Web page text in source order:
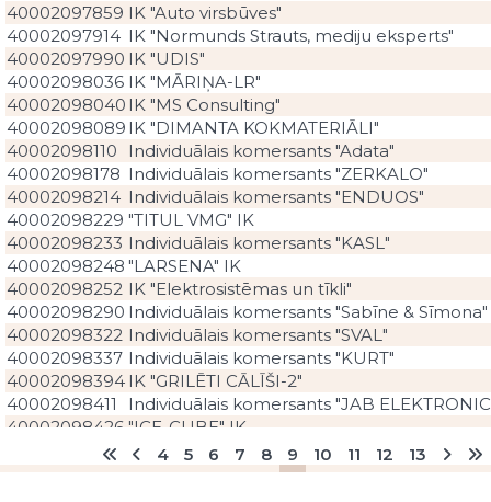
40002097859 IK "Auto virsbūves"
40002097914 IK "Normunds Strauts, mediju eksperts"
40002097990 IK "UDIS"
40002098036 IK "MĀRIŅA-LR"
40002098040 IK "MS Consulting"
40002098089 IK "DIMANTA KOKMATERIĀLI"
40002098110
Individuālais komersants "Adata"
40002098178 Individuālais komersants "ZERKALO"
40002098214 Individuālais komersants "ENDUOS"
40002098229 "TITUL VMG" IK
40002098233 Individuālais komersants "KASL"
40002098248 "LARSENA" IK
40002098252 IK "Elektrosistēmas un tīkli"
40002098290 Individuālais komersants "Sabīne & Sīmona"
40002098322 Individuālais komersants "SVAL"
40002098337 Individuālais komersants "KURT"
40002098394 IK "GRILĒTI CĀLĪŠI-2"
40002098411
Individuālais komersants "JAB
40002098426 "ICE-CUBE" IK
40002098445
IK "SCOOBY DOG WASH"
Individuālais komersants "Miglinieks un
4 5 6 7 8 9 10 11 12 13